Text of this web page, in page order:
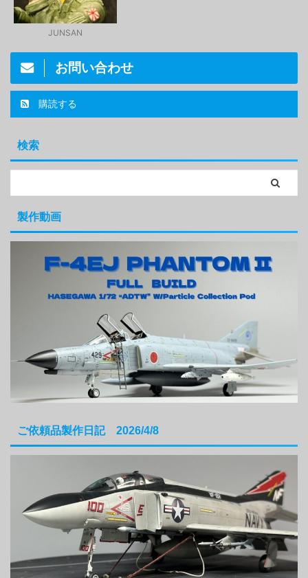
JUNSAN
お問い合わせ
購読する
検索
製作動画
ご依頼品製作日記 2026/4/8